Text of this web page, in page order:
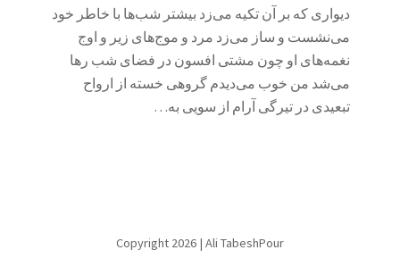
دیواری که بر آن تکیه می‌زد بیشتر شب‌ها با خاطر خود
می‌نشست و ساز می‌زد مرد و موج‌های زیر و اوج
نغمه‌های او چون مشتی افسون در فضای شب رها
می‌شد من خوب می‌دیدم گروهی خسته از ارواح
تبعیدی در تیرگی آرام از سویی به…
Copyright 2026 | Ali TabeshPour